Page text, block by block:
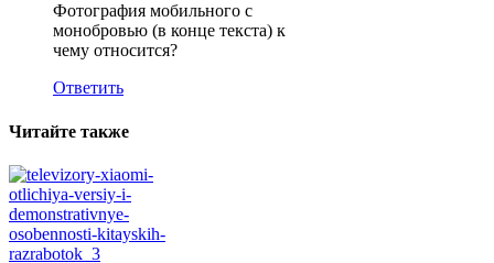
Фотография мобильного с
монобровью (в конце текста) к
чему относится?
Ответить
Читайте также